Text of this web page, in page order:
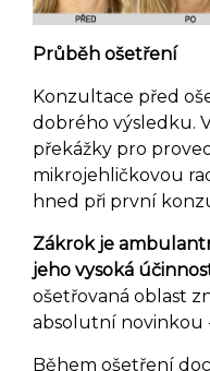
Průběh ošetření
Konzultace před
dobrého výsledku.
překážky pro
mikrojehličkovou
hned při první
Zákrok je
jeho vysoká
ošetřovaná oblast
absolutní novinkou
Během ošetření